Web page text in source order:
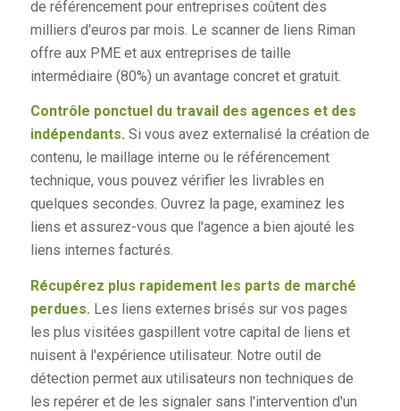
de référencement pour entreprises coûtent des
milliers d'euros par mois. Le scanner de liens Riman
offre aux PME et aux entreprises de taille
intermédiaire (80%) un avantage concret et gratuit.
Contrôle ponctuel du travail des agences et des
indépendants.Si vous avez externalisé la création de
contenu, le maillage interne ou le référencement
technique, vous pouvez vérifier les livrables en
quelques secondes. Ouvrez la page, examinez les
liens et assurez-vous que l'agence a bien ajouté les
liens internes facturés.
Récupérez plus rapidement les parts de marché
perdues.Les liens externes brisés sur vos pages
les plus visitées gaspillent votre capital de liens et
nuisent à l'expérience utilisateur. Notre outil de
détection permet aux utilisateurs non techniques de
les repérer et de les signaler sans l'intervention d'un